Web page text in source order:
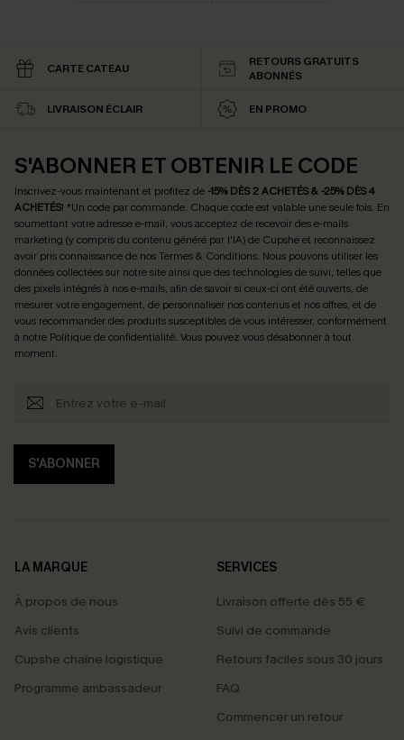
CARTE CATEAU
RETOURS GRATUITS
ABONNÉS
LIVRAISON ÉCLAIR EN PROMO
S'ABONNER ET OBTENIR LE CODE
Inscrivez-vous maintenant et profitez de -15% DÈS 2 ACHETÉS & -25% DÈS 4
ACHETÉS! *Un code par commande. Chaque code est valable une seule fois. En
soumettant votre adresse e-mail, vous acceptez de recevoir des e-mails
marketing (y compris du contenu généré par l'IA) de Cupshe et reconnaissez
avoir pris connaissance de nosTermes & Conditions. Nous pouvons utiliser les
données collectées sur notre site ainsi que des technologies de suivi, telles que
des pixels intégrés à nos e-mails, afin de savoir si ceux-ci ont été ouverts, de
mesurer votre engagement, de personnaliser nos contenus et nos offres, et de
vous recommander des produits susceptibles de vous intéresser, conformément
à notre Politique de confidentialité. Vous pouvez vous désabonner à tout
moment.
S'ABONNER
LA MARQUE
À propos de nous
Avis clients
Cupshe chaîne logistique
Programme ambassadeur
SERVICES
Livraison offerte dès 55 €
Suivi de commande
Retours faciles sous 30 jours
FAQ
Commencer un retour